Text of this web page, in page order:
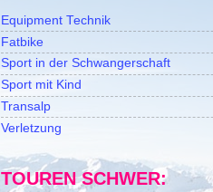
Equipment Technik
Fatbike
Sport in der Schwangerschaft
Sport mit Kind
Transalp
Verletzung
TOUREN SCHWER: